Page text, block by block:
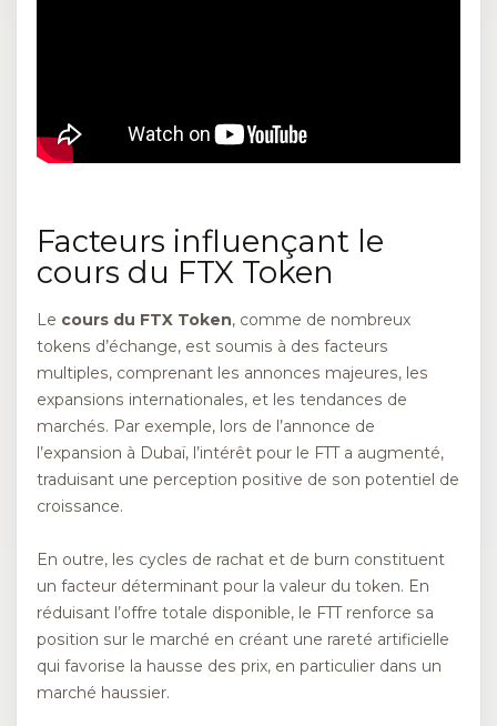
Facteurs influençant le
cours du FTX Token
Le cours du FTX Token, comme de nombreux
tokens d’échange, est soumis à des facteurs
multiples, comprenant les annonces majeures, les
expansions internationales, et les tendances de
marchés. Par exemple, lors de l’annonce de
l’expansion à Dubaï, l’intérêt pour le FTT a augmenté,
traduisant une perception positive de son potentiel de
croissance.
En outre, les cycles de rachat et de burn constituent
un facteur déterminant pour la valeur du token. En
réduisant l’offre totale disponible, le FTT renforce sa
position sur le marché en créant une rareté artificielle
qui favorise la hausse des prix, en particulier dans un
marché haussier.